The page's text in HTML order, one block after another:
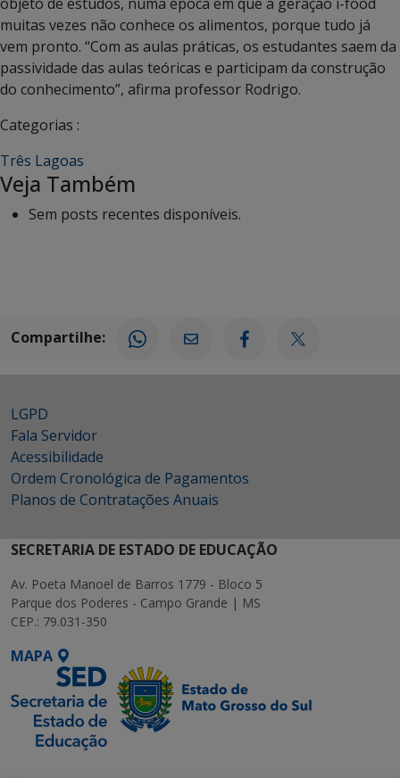
muitas vezes não conhece os alimentos, porque tudo já
vem pronto. “Com as aulas práticas, os estudantes saem da
passividade das aulas teóricas e participam da construção
do conhecimento”, afirma professor Rodrigo.
Categorias :
Três Lagoas
Veja Também
Sem posts recentes disponíveis.
Compartilhe:
LGPD
Fala Servidor
Acessibilidade
Ordem Cronológica de Pagamentos
Planos de Contratações Anuais
SECRETARIA DE ESTADO DE EDUCAÇÃO
Av. Poeta Manoel de Barros 1779 - Bloco 5
Parque dos Poderes - Campo Grande | MS
CEP.: 79.031-350
MAPA